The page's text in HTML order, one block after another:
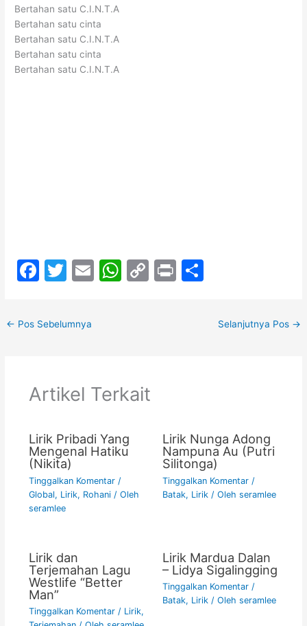
Bertahan satu C.I.N.T.A
Bertahan satu cinta
Bertahan satu C.I.N.T.A
Bertahan satu cinta
Bertahan satu C.I.N.T.A
F
c
e
o
T
er
E
W
p
p
C
k
Pr
ar
← Pos Sebelumnya Selanjutnya Pos →
Artikel Terkait
Lirik Pribadi Yang
Mengenal Hatiku
(Nikita)
Tinggalkan Komentar /
Global, Lirik, Rohani/ Oleh
seramlee
Lirik Nunga Adong
Nampuna Au (Putri
Silitonga)
Tinggalkan Komentar /
Batak, Lirik/ Oleh seramlee
Lirik dan
Terjemahan Lagu
Westlife “Better
Man”
Tinggalkan Komentar / Lirik,
Lirik Mardua Dalan
– Lidya Sigalingging
Tinggalkan Komentar /
Batak, Lirik/ Oleh seramlee